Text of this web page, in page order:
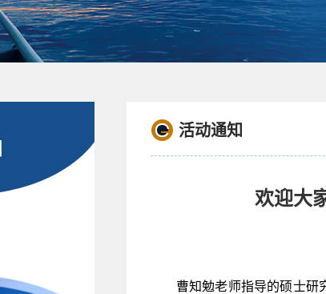
活动通知
欢迎大
曹知勉老师指导的硕士研